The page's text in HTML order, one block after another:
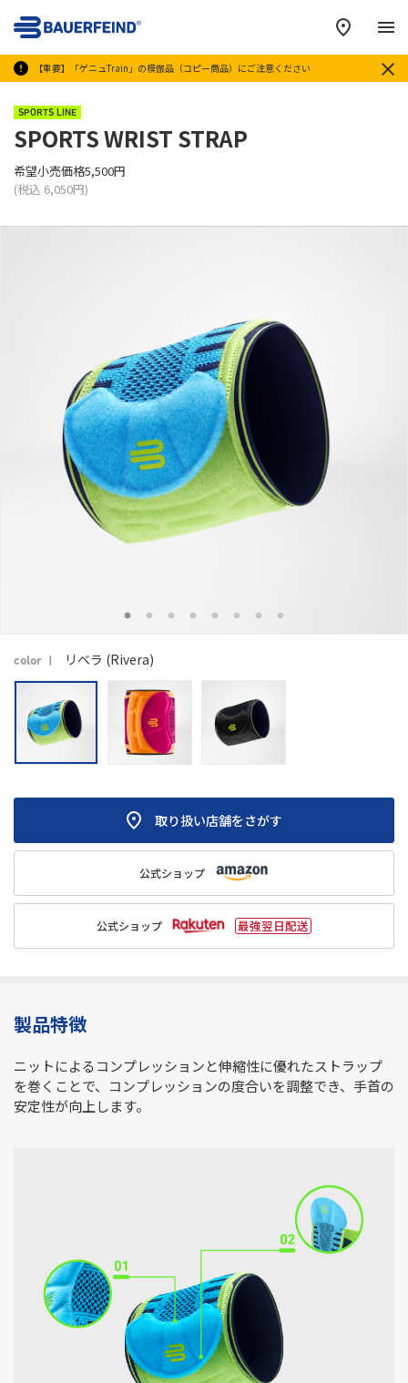
【重要】「ゲニュTrain」の模倣品（コピー商品）にご注意ください
メ
SPORTS LINE
SPORTS WRIST STRAP
希望小売価格5,500円
(税込 6,050円)
color リベラ (Rivera)
取り扱い店舗をさがす
公式ショップ
公式ショップ
製品特徴
ニットによるコンプレッションと伸縮性に優れたストラップ
を巻くことで、コンプレッションの度合いを調整でき、手首の
安定性が向上します。